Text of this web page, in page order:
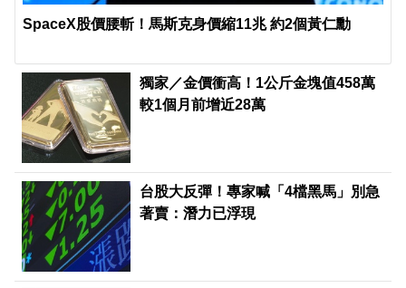
SpaceX股價腰斬！馬斯克身價縮11兆 約2個黃仁勳
獨家／金價衝高！1公斤金塊值458萬
較1個月前增近28萬
台股大反彈！專家喊「4檔黑馬」別急
著賣：潛力已浮現